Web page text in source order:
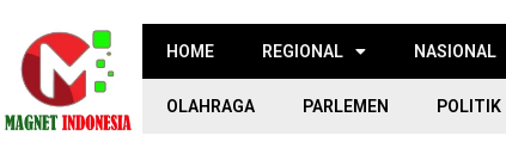
HOME REGIONAL NASIONAL
OLAHRAGA PARLEMEN POLITIK